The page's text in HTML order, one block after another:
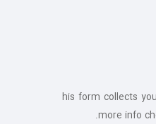
This form collects
more info